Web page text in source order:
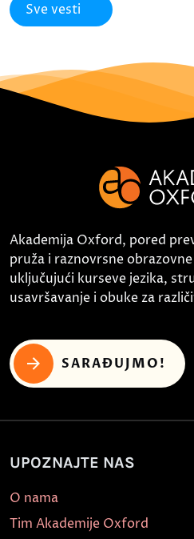
Sve vesti
Akademija Oxford, pored
pruža i raznovrsne
uključujući kurseve jezika,
usavršavanje i obuke za
SARAĐUJMO!
UPOZNAJTE NAS
O nama
Tim Akademije Oxford